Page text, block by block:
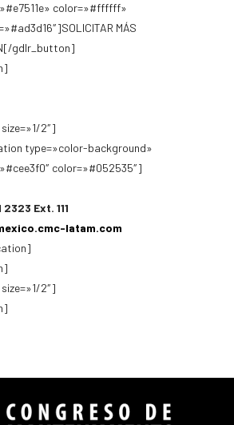
color=»#ffffff»
MÁS
gdlr_button]
2″]
type=»color-background»
color=»#052535″]
2323 Ext. 111
latam.com
2″]